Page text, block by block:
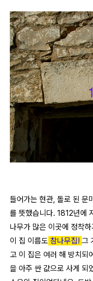
들어가는 현관, 돌로 된 문
를 뜻했습니다. 1812년에
나무가 많은 이곳에 정착
이 집 이름도 참나무집! 그
고 이 집은 여러 해 방치되
을 아주 싼 값으로 사게 되